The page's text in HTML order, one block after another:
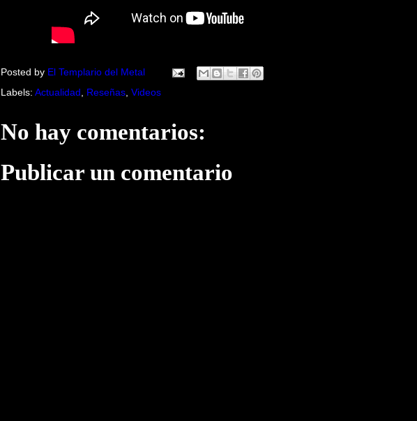
Posted by El Templario del Metal
Labels: Actualidad Reseñas Videos
No hay comentarios:
Publicar un comentario